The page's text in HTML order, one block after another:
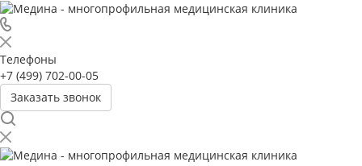
Телефоны
+7 (499) 702-00-05
Заказать звонок